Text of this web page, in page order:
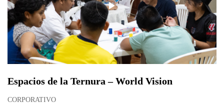
Espacios de la Ternura – World Vision
CORPORATIVO